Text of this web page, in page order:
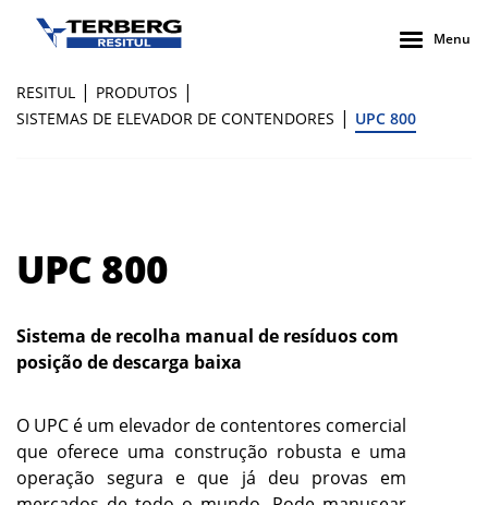
Menu
RESITUL | PRODUTOS |
SISTEMAS DE ELEVADOR DE CONTENDORES | UPC 800
UPC 800
Sistema de recolha manual de resíduos com
posição de descarga baixa
O UPC é um elevador de contentores comercial
que oferece uma construção robusta e uma
operação segura e que já deu provas em